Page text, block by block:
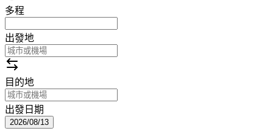
多程
出發地
目的地
出發日期
2026/08/13